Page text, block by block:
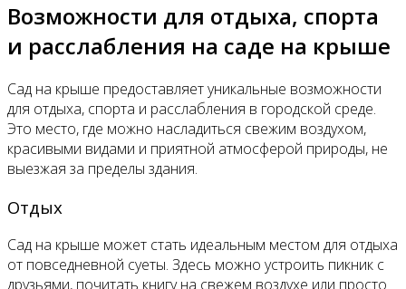
Возможности для отдыха, спорта
и расслабления на саде на крыше
Сад на крыше предоставляет уникальные возможности
для отдыха, спорта и расслабления в городской среде.
Это место, где можно насладиться свежим воздухом,
красивыми видами и приятной атмосферой природы, не
выезжая за пределы здания.
Отдых
Сад на крыше может стать идеальным местом для отдыха
от повседневной суеты. Здесь можно устроить пикник с
друзьями, почитать книгу на свежем воздухе или просто